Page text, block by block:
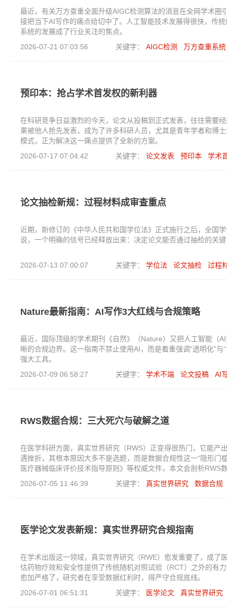
最近，有关万方查重全面升级AIGC检测算法的消息在全网学术
接把当下AI写作的痛点给切中了。人工智能技术发展得很快，传
系统的发展成了行业关注的焦点。
2026-07-21 07:03:56
关键字： AIGC检测 万方查重系统
预印本：抢占学术首发权的新利器
在科研竞争日益激烈的今天，论文从投稿到正式发表，往往需要
果被他人抢先发表，成为了许多科研人员，尤其是青年学者和博
模式，正为解决这一痛点提供了全新的方案。
2026-07-17 07:04:42
关键字： 论文发表 预印本 学术
论文抽检新规：过程材料成审查重点
近期，新修订的《中华人民共和国学位法》正式施行之后，全国
说，一个明确的信号已经释放出来：决定论文能否通过抽检的关
2026-07-13 07:00:07 关键字： 学位法 论文抽检 过程
Nature最新指南：AI写作3大红线与合规策略
最近，国际顶级的学术期刊《自然》（Nature）又把人工智能（
晰的合规边界。这一指南不禁止使用AI，而是着重强调“透明化”
强大工具。
2026-07-09 06:58:27
关键字： 学术不端 论文投稿 AI
RWS数据合规：三大死穴与破解之道
在医学科研方面，真实世界研究（RWS）正变得很热门，它能
遇挫折，其根本原因大多不是选题，而是数据合规性这一“隐形
医疗器械临床评价技术指导原则》等权威文件，本文会剖析RWS
2026-07-05 11:46:39
关键字： 真实世界研究 数据合规
医学论文发表新规：真实世界研究合规指南
在学术出版这一领域，真实世界研究（RWE）愈发重要了，成
估药物疗效和安全性提供了传统随机对照试验（RCT）之外的有
愈加严格了，研究者在享受数据红利时，得严守合规底线。
2026-07-01 06:51:31
关键字： 医学论文 真实世界研究